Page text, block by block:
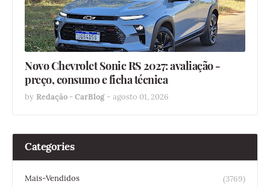
Novo Chevrolet Sonic RS 2027: avaliação -
preço, consumo e ficha técnica
by Redação - CarBlog - agosto 01, 2026
Categories
Mais-Vendidos
(3769)